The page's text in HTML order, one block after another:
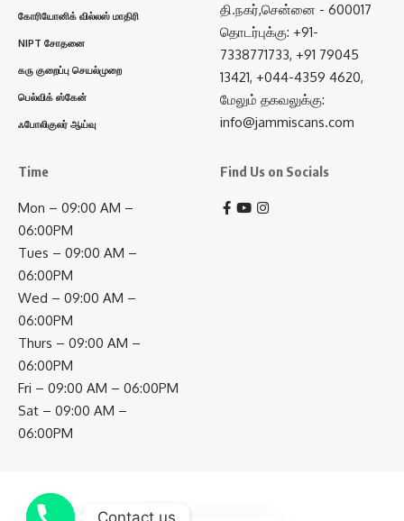
கோரியோனிக் வில்லஸ் மாதிரி
NIPT சோதனை
கரு குறைப்பு செயல்முறை
பெல்விக் ஸ்கேன்
ஃபோலிகுலர் ஆய்வு
தி.நகர்,சென்னை - 600017
தொடர்புக்கு: +91-
7338771733, +91 79045
13421, +044-4359 4620,
மேலும் தகவலுக்கு:
info@jammiscans.com
Time
Mon – 09:00 AM –
06:00PM
Tues – 09:00 AM –
06:00PM
Wed – 09:00 AM –
06:00PM
Thurs – 09:00 AM –
06:00PM
Fri – 09:00 AM – 06:00PM
Sat – 09:00 AM –
06:00PM
Find Us on Socials
Contact us